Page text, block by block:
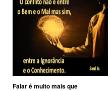
Falar é muito mais que